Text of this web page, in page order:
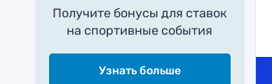
Получите бонусы для ставок
на спортивные события
Узнать больше